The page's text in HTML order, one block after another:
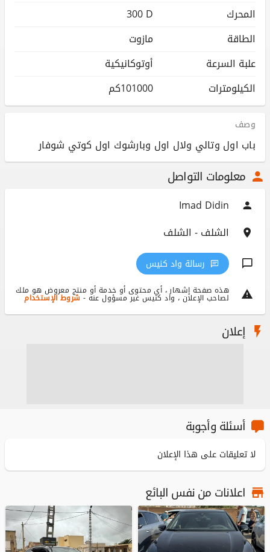
المحرك
300 D
الطاقة
مازوت
علبة السرعة
أوتوكانيكية
الكيلومترات
101000كم
وصف
باب اول وتالي ولال اول وبارشوك اول كوتي شوفار
معلومات التواصل
Imad Didin
الشلف - الشلف
رسالة واد كنيس
هذه صفحة إشهار ، أي محتوى أو خدمة أو منتج معروض هو ملك
لصاحب الإعلان ، واد كنيس غير مسؤول عنه - شروط الإستخدام
إعلان
أسئلة وأجوبة
لا تعليقات على هذا الإعلان
اعلانات من نفس البائع